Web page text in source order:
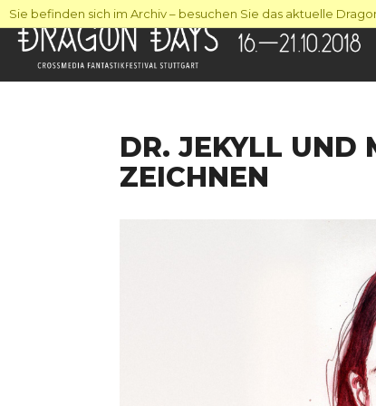
Sie befinden sich im Archiv – besuchen Sie das aktuelle
DR. JEKYLL UND
ZEICHNEN